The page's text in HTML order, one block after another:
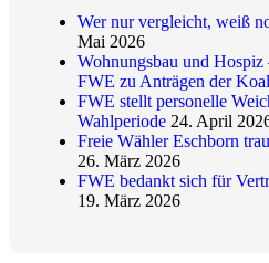
Wer nur vergleicht, weiß
Mai 2026
Wohnungsbau und Hospiz
FWE zu Anträgen der
FWE stellt personelle
Wahlperiode 24. April
Freie Wähler Eschborn
26. März 2026
FWE bedankt sich für
19. März 2026